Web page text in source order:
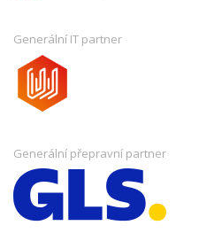
Generální IT partner
Generální přepravní partner